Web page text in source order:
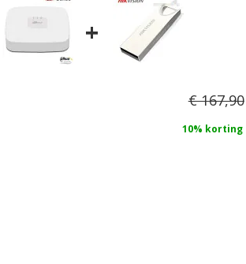
+
€ 167,90
10% korting